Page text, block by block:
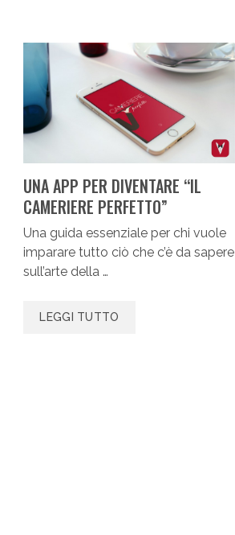
UNA APP PER DIVENTARE “IL
CAMERIERE PERFETTO”
Una guida essenziale per chi vuole
imparare tutto ciò che c’è da sapere
sull’arte della …
LEGGI TUTTO